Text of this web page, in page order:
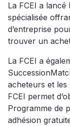
La FCEI a
spécialisée
d’entreprise
trouver un
La FCEI a
acheteurs et les
FCEI permet
Programme de
adhésion